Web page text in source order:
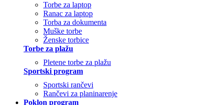
Torbe za laptop
Ranac za laptop
Torba za dokumenta
Muške torbe
Ženske torbice
Torbe za plažu
Pletene torbe za plažu
Sportski program
Sportski rančevi
Rančevi za planinarenje
Poklon program